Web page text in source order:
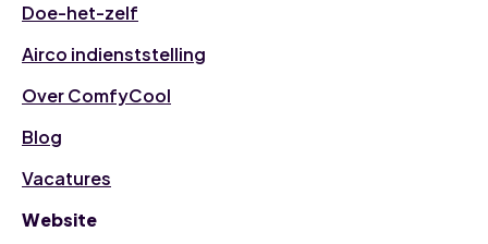
Doe-het-zelf
Airco indienststelling
Over ComfyCool
Blog
Vacatures
Website